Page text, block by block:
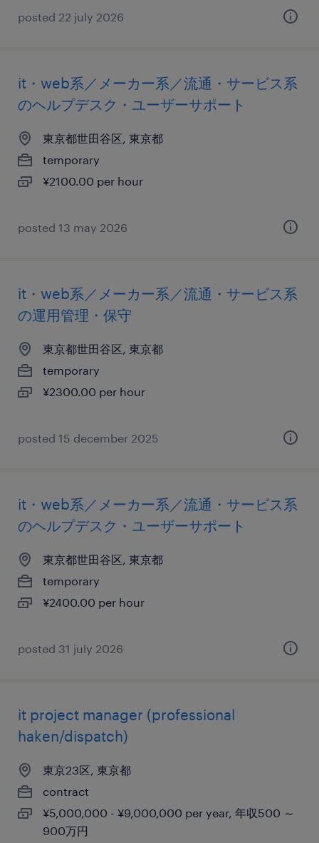
posted 22 july 2026
it・web系／メーカー系／流通・サービス系
のヘルプデスク・ユーザーサポート
東京都世田谷区, 東京都
temporary
¥2100.00 per hour
posted 13 may 2026
it・web系／メーカー系／流通・サービス系
の運用管理・保守
東京都世田谷区, 東京都
temporary
¥2300.00 per hour
posted 15 december 2025
it・web系／メーカー系／流通・サービス系
のヘルプデスク・ユーザーサポート
東京都世田谷区, 東京都
temporary
¥2400.00 per hour
posted 31 july 2026
it project manager (professional
haken/dispatch)
東京23区, 東京都
contract
¥5,000,000 - ¥9,000,000 per year, 年収500 ～
900万円